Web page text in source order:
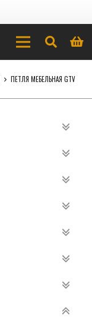
ПЕТЛЯ МЕБЕЛЬНАЯ GTV